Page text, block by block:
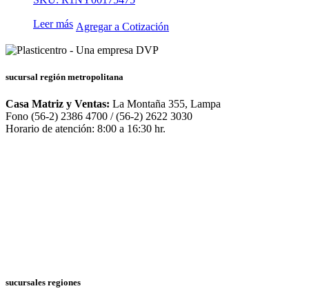
Leer más Agregar a Cotización
sucursal región metropolitana
Casa Matriz y Ventas: La Montaña 355, Lampa
Fono (56-2) 2386 4700 / (56-2) 2622 3030
Horario de atención: 8:00 a 16:30 hr.
sucursales regiones